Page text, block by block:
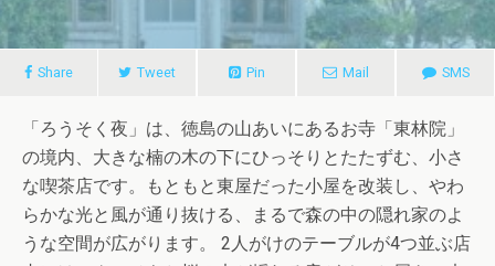
Share Tweet Pin Mail SMS
「ろうそく夜」は、徳島の山あいにあるお寺「東林院」
の境内、大きな楠の木の下にひっそりとたたずむ、小さ
な喫茶店です。もともと東屋だった小屋を改装し、やわ
らかな光と風が通り抜ける、まるで森の中の隠れ家のよ
うな空間が広がります。 2人がけのテーブルが4つ並ぶ店